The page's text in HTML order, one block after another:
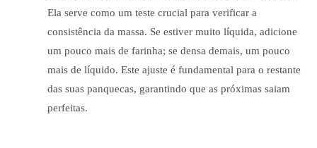
Ela serve como um teste crucial para verificar a
consistência da massa. Se estiver muito líquida, adicione
um pouco mais de farinha; se densa demais, um pouco
mais de líquido. Este ajuste é fundamental para o restante
das suas panquecas, garantindo que as próximas saiam
perfeitas.